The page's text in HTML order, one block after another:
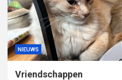
NIEUWS
Vriendschappen